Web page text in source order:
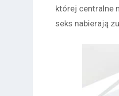
której centralne
seks nabierają